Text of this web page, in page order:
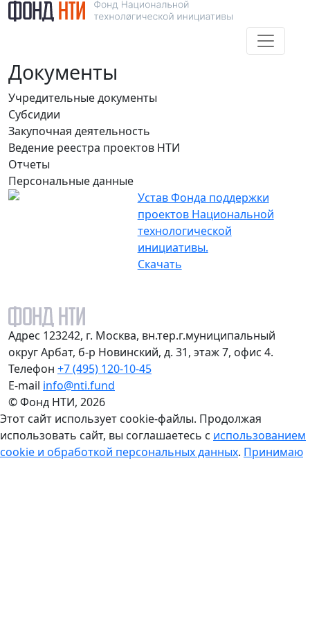
Документы
Учредительные документы
Субсидии
Закупочная деятельность
Ведение реестра проектов НТИ
Отчеты
Персональные данные
Устав Фонда поддержки
проектов Национальной
технологической
инициативы.
Скачать
Адрес 123242, г. Москва, вн.тер.г.муниципальный
округ Арбат, б-р Новинский, д. 31, этаж 7, офис 4.
Телефон +7 (495) 120-10-45
E-mail info@nti.fund
© Фонд НТИ, 2026
Этот сайт использует cookie-файлы. Продолжая
использовать сайт, вы соглашаетесь с использованием
cookie и обработкой персональных данных. Принимаю